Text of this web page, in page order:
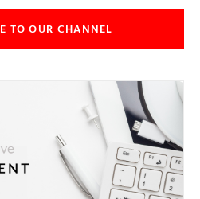
TO OUR CHANNEL